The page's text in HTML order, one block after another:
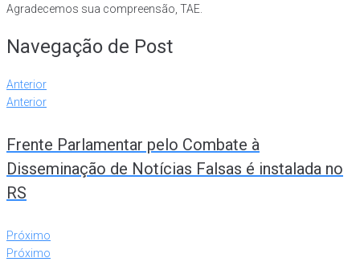
Agradecemos sua compreensão, TAE.
Navegação de Post
Anterior
Anterior
Frente Parlamentar pelo Combate à
Disseminação de Notícias Falsas é instalada no
RS
Próximo
Próximo